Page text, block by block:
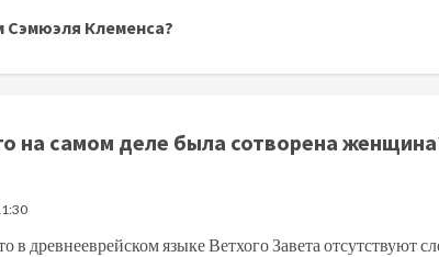
Сэмюэля Клеменса?
на самом деле была сотворена
в древнееврейском языке Ветхого Завета отсутствуют